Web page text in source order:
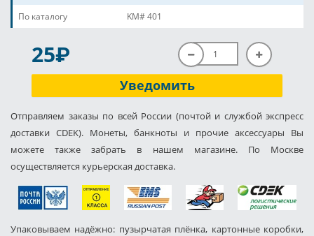
По каталогу
KM# 401
25P
Уведомить
Отправляем заказы по всей России (почтой и службой экспресс
доставки CDEK). Монеты, банкноты и прочие аксессуары Вы
можете также забрать в нашем магазине. По Москве
осуществляется курьерская доставка.
Упаковываем надёжно: пузырчатая плёнка, картонные коробки,